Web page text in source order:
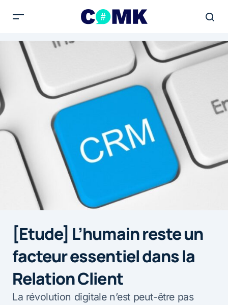
[Etude] L’humain reste un
facteur essentiel dans la
Relation Client
La révolution digitale n’est peut-être pas